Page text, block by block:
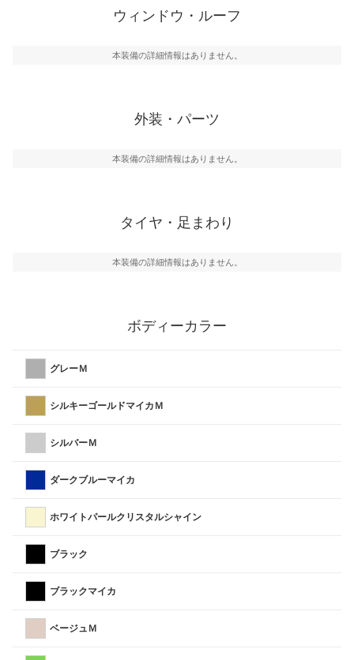
ウィンドウ・ルーフ
本装備の詳細情報はありません。
外装・パーツ
本装備の詳細情報はありません。
タイヤ・足まわり
本装備の詳細情報はありません。
ボディーカラー
グレーＭ
シルキーゴールドマイカＭ
シルバーＭ
ダークブルーマイカ
ホワイトパールクリスタルシャイン
ブラック
ブラックマイカ
ベージュＭ